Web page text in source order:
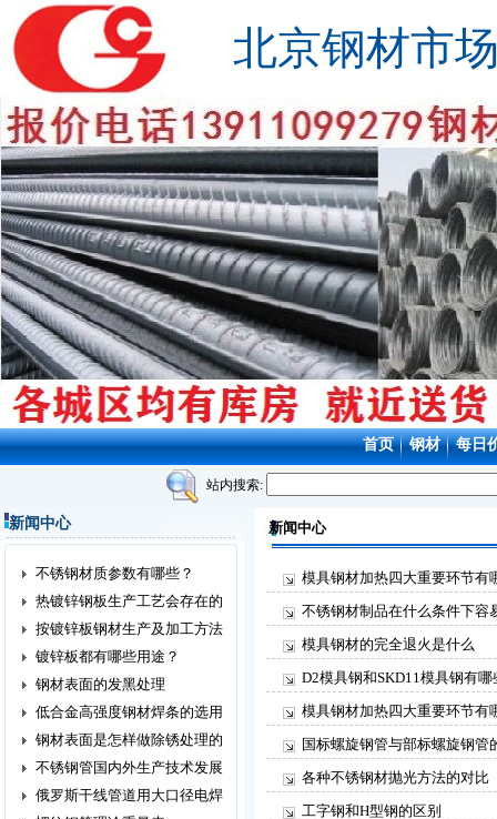
北京钢材市
首页 钢材 每日
站内搜索:
新闻中心
不锈钢材质参数有哪些？
热镀锌钢板生产工艺会存在的
按镀锌板钢材生产及加工方法
镀锌板都有哪些用途？
钢材表面的发黑处理
低合金高强度钢材焊条的选用
钢材表面是怎样做除锈处理的
不锈钢管国内外生产技术发展
俄罗斯干线管道用大口径电焊
新闻中心
模具钢材加热四大重要环节有
不锈钢材制品在什么条件下容
模具钢材的完全退火是什么
D2模具钢和SKD11模具钢有哪
模具钢材加热四大重要环节有
国标螺旋钢管与部标螺旋钢管
各种不锈钢材抛光方法的对比
工字钢和H型钢的区别